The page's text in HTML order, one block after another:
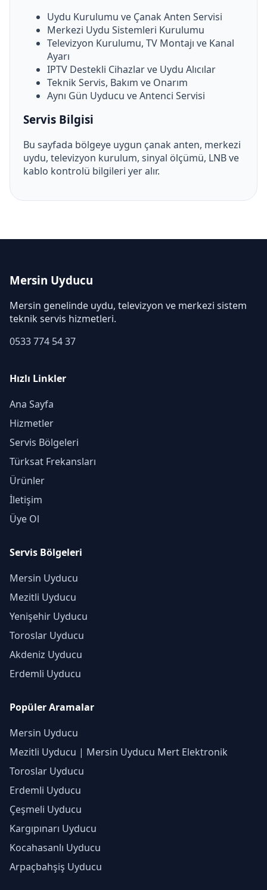
Uydu Kurulumu ve Çanak Anten Servisi
Merkezi Uydu Sistemleri Kurulumu
Televizyon Kurulumu, TV Montajı ve Kanal
Ayarı
IPTV Destekli Cihazlar ve Uydu Alıcılar
Teknik Servis, Bakım ve Onarım
Aynı Gün Uyducu ve Antenci Servisi
Servis Bilgisi
Bu sayfada bölgeye uygun çanak anten, merkezi
uydu, televizyon kurulum, sinyal ölçümü, LNB ve
kablo kontrolü bilgileri yer alır.
Mersin Uyducu
Mersin genelinde uydu, televizyon ve merkezi sistem
teknik servis hizmetleri.
0533 774 54 37
Hızlı Linkler
Ana Sayfa
Hizmetler
Servis Bölgeleri
Türksat Frekansları
Ürünler
İletişim
Üye Ol
Servis Bölgeleri
Mersin Uyducu
Mezitli Uyducu
Yenişehir Uyducu
Toroslar Uyducu
Akdeniz Uyducu
Erdemli Uyducu
Popüler Aramalar
Mersin Uyducu
Mezitli Uyducu | Mersin Uyducu Mert Elektronik
Toroslar Uyducu
Erdemli Uyducu
Çeşmeli Uyducu
Kargıpınarı Uyducu
Kocahasanlı Uyducu
Arpaçbahşiş Uyducu